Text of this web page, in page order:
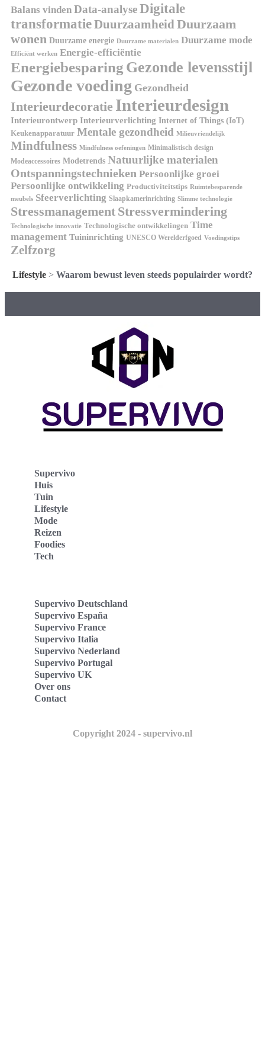
Balans vinden Data-analyseDigitale
transformatieDuurzaamheidDuurzaam
wonen Duurzame energie Duurzame materialen Duurzame mode
Efficiënt werken Energie-efficiëntie
Energiebesparing Gezonde levensstijl
Gezonde voeding Gezondheid
Interieurdecoratie Interieurdesign
Interieurontwerp Interieurverlichting Internet of Things (IoT)
Keukenapparatuur Mentale gezondheid Milieuvriendelijk
Mindfulness Mindfulness oefeningen Minimalistisch design
Modeaccessoires Modetrends Natuurlijke materialen
Ontspanningstechnieken Persoonlijke groei
Persoonlijke ontwikkeling Productiviteitstips Ruimtebesparende
meubels Sfeerverlichting Slaapkamerinrichting Slimme technologie
Stressmanagement Stressvermindering
Technologische innovatie Technologische ontwikkelingen Time
management Tuininrichting UNESCO Werelderfgoed Voedingstips
Zelfzorg
Lifestyle > Waarom bewust leven steeds populairder wordt?
Supervivo
Huis
Tuin
Lifestyle
Mode
Reizen
Foodies
Tech
Supervivo Deutschland
Supervivo España
Supervivo France
Supervivo Italia
Supervivo Nederland
Supervivo Portugal
Supervivo UK
Over ons
Contact
Copyright 2024 - supervivo.nl